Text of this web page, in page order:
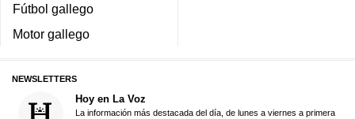
Fútbol gallego
Motor gallego
NEWSLETTERS
Hoy en La Voz
La información más destacada del día, de lunes a viernes a primera